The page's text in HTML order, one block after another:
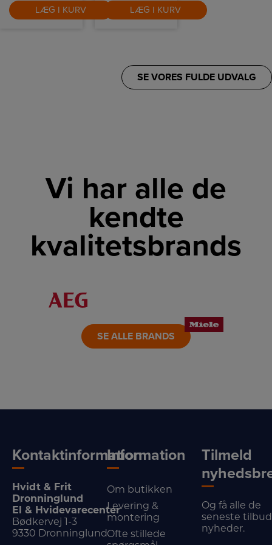
LÆG I KURV LÆG I KURV
SE VORES FULDE UDVALG
Vi har alle de
kendte
kvalitetsbrands
LINK
SE ALLE BRANDS
Kontaktinformation
Hvidt & Frit
Dronninglund
El & Hvidevarecenter
Bødkervej 1-3
9330 Dronninglund
Information
Om butikken
Levering &
montering
Ofte stillede
Tilmeld
Og få alle de
seneste
nyheder.